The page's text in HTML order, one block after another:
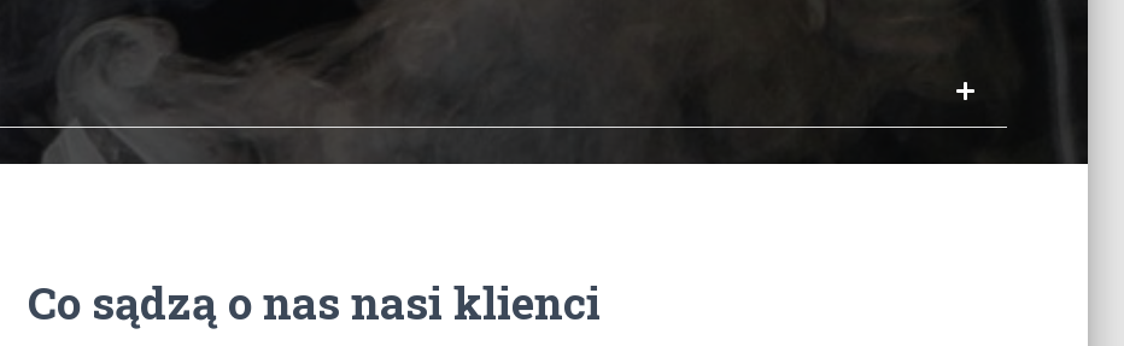
Co sądzą o nas nasi klienci